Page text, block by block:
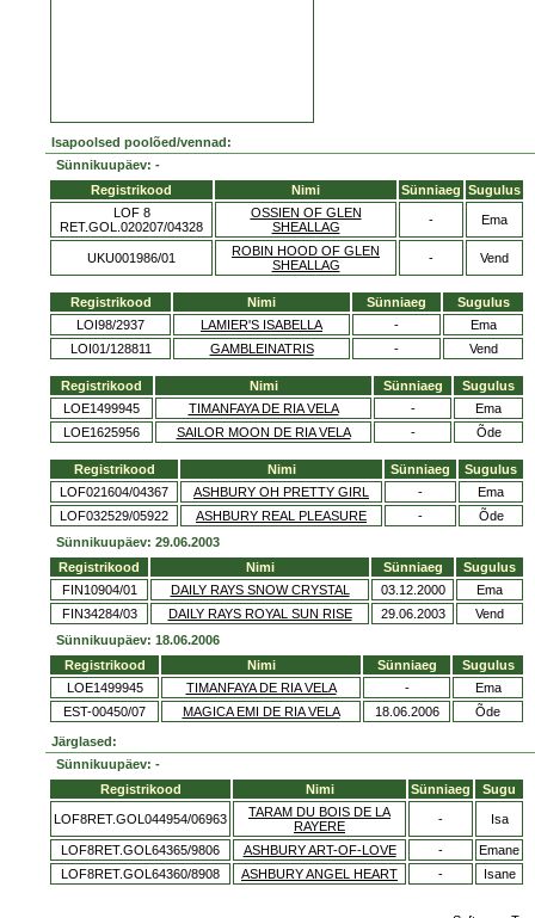
Isapoolsed poolõed/vennad:
Sünnikuupäev: -
Registrikood
Nimi Sünniaeg Sugulus
LOF 8
RET.GOL.020207/04328
OSSIEN OF GLEN
SHEALLAG
- Ema
UKU001986/01
ROBIN HOOD OF GLEN
SHEALLAG
- Vend
Registrikood Nimi Sünniaeg
Sugulus
LOI98/2937
LAMIER'S ISABELLA -
Ema
LOI01/128811
GAMBLEINATRIS - Vend
Registrikood Nimi Sünniaeg
Sugulus
LOE1499945
TIMANFAYA DE RIA VELA -
Ema
LOE1625956
SAILOR MOON DE RIA VELA - Õde
Registrikood Nimi Sünniaeg
Sugulus
LOF021604/04367
ASHBURY OH PRETTY GIRL -
Ema
LOF032529/05922
ASHBURY REAL PLEASURE -
Õde
Sünnikuupäev: 29.06.2003
Registrikood
Nimi Sünniaeg
Sugulus
FIN10904/01
DAILY RAYS SNOW CRYSTAL 03.12.2000
Ema
FIN34284/03
DAILY RAYS ROYAL SUN RISE 29.06.2003
Vend
Sünnikuupäev: 18.06.2006
Registrikood
Nimi Sünniaeg
Sugulus
LOE1499945
TIMANFAYA DE RIA VELA -
Ema
EST-00450/07
MAGICA EMI DE RIA VELA 18.06.2006 Õde
Järglased:
Sünnikuupäev: -
Registrikood
Nimi Sünniaeg Sugu
LOF8RET.GOL044954/06963
TARAM DU BOIS DE LA
RAYERE
- Isa
LOF8RET.GOL64365/9806 ASHBURY ART-OF-LOVE -
Emane
LOF8RET.GOL64360/8908
ASHBURY ANGEL HEART - Isane